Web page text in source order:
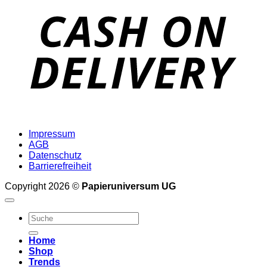
Impressum
AGB
Datenschutz
Barrierefreiheit
Copyright 2026 © Papieruniversum UG
Suche
nach:
Home
Shop
Trends